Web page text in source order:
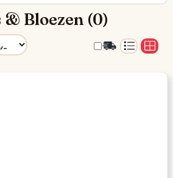
& Bloezen (0)